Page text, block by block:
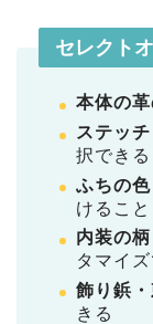
セレクト
本体の
ステッ
択できる
ふちの色
けるこ
内装の
タマイ
飾り鋲
きる